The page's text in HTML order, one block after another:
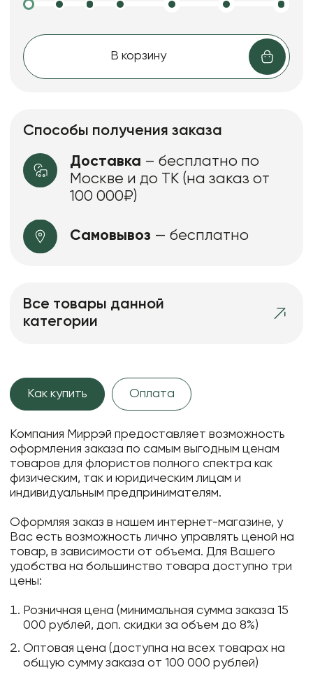
В корзину
Способы получения заказа
Доставка – бесплатно по
Москве и до ТК (на заказ от
100 000₽)
Самовывоз — бесплатно
Все товары данной
категории
Как купить Оплата
Компания Миррэй предоставляет возможность
оформления заказа по самым выгодным ценам
товаров для флористов полного спектра как
физическим, так и юридическим лицам и
индивидуальным предпринимателям.
Оформляя заказ в нашем интернет-магазине, у
Вас есть возможность лично управлять ценой на
товар, в зависимости от объема. Для Вашего
удобства на большинство товара доступно три
цены:
Розничная цена (минимальная сумма заказа 15
000 рублей, доп. скидки за объем до 8%)
Оптовая цена (доступна на всех товарах на
общую сумму заказа от 100 000 рублей)